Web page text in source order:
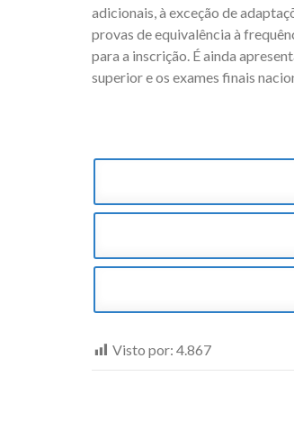
adicionais, à exceção de
provas de equivalência à
para a inscrição. É ainda
superior e os exames finais
Visto por: 4.867